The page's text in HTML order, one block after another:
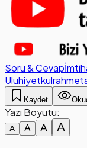
Soru & Cevap
Uluhiyetkulrahmet
Kaydet
Yazı Boyutu:
A A A A